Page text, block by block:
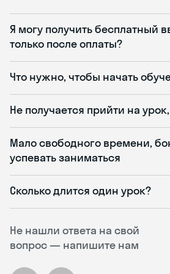
Не нашли ответа на свой
вопрос — напишите нам
Я могу получить бесплатный
только после оплаты?
Что нужно, чтобы начать
Не получается прийти на
Мало свободного времени,
успевать заниматься
Сколько длится один урок?